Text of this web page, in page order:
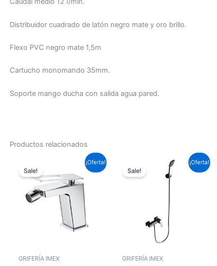
Distribuidor cuadrado de latón negro mate y oro brillo.
Flexo PVC negro mate 1,5m
Cartucho monomando 35mm.
Soporte mango ducha con salida agua pared.
Productos relacionados
¡Oferta!
Sale!
GRIFERÍA IMEX
original
era:
99,22 €.
precio
actual
es:
73,45 €.
¡Oferta!
Sale!
GRIFERÍA IMEX
original
El
precio